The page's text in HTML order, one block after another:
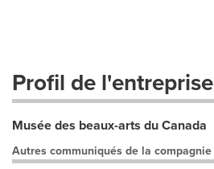
Profil de l'entreprise
Musée des beaux-arts du Canada
Autres communiqués de la compagnie